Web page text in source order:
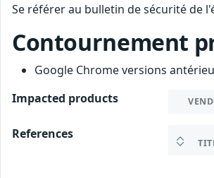
Se référer au bulletin de sécurité de
Contournement
Google Chrome versions
Impacted products
References